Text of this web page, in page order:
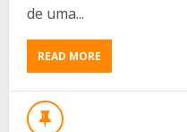
de uma...
READ MOREABOUT
ESPERANÇA
E